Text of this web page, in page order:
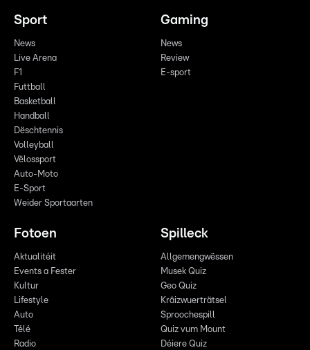
Sport
News
Live Arena
F1
Futtball
Basketball
Handball
Dëschtennis
Volleyball
Vëlossport
Auto-Moto
E-Sport
Weider Sportaarten
Gaming
News
Review
E-sport
Fotoen
Aktualitéit
Events a Fester
Kultur
Lifestyle
Auto
Télé
Radio
Spilleck
Allgemengwëssen
Musek Quiz
Geo Quiz
Kräizwuerträtsel
Sproochespill
Quiz vum Mount
Déiere Quiz